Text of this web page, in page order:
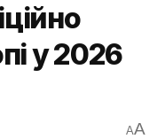
у 2026
AA